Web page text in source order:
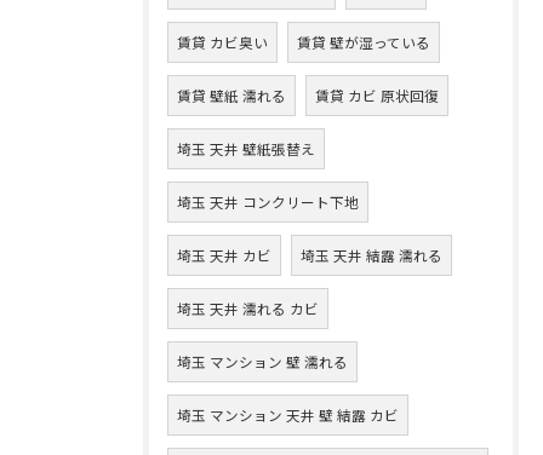
賃貸 カビ臭い 賃貸 壁が湿っている
賃貸 壁紙 濡れる 賃貸 カビ 原状回復
埼玉 天井 壁紙張替え
埼玉 天井 コンクリート下地
埼玉 天井 カビ 埼玉 天井 結露 濡れる
埼玉 天井 濡れる カビ
埼玉 マンション 壁 濡れる
埼玉 マンション 天井 壁 結露 カビ